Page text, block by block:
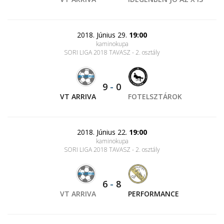
2018. Június 29. 19:00
kaminokupa
SORI LIGA 2018 TAVASZ - 2. osztály
VT ARRIVA
9 - 0
FOTELSZTÁROK
2018. Június 22. 19:00
kaminokupa
SORI LIGA 2018 TAVASZ - 2. osztály
VT ARRIVA
6 - 8
PERFORMANCE